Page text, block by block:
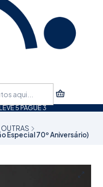
5 PAGUE 3
OUTRAS
Especial 70º Aniversário)